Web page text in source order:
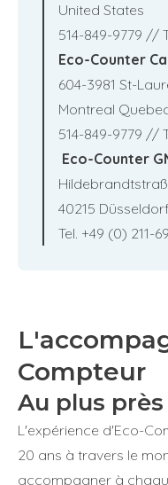
United States
514-849-9779 //
Eco-Counter
604-3981 St-
Montreal
514-849-9779 //
Eco-Counter
40215
Tel. +49 (0) 211-
Compteur
Au plus
L'expérience d'Eco-
20 ans à travers le
accompagner à